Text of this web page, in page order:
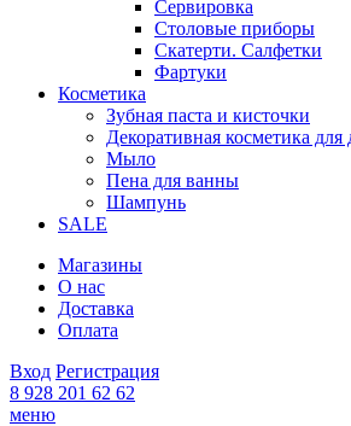
Сервировка
Столовые приборы
Скатерти. Салфетки
Фартуки
Косметика
Зубная паста и кисточки
Декоративная косметика для
Мыло
Пена для ванны
Шампунь
SALE
Магазины
О нас
Доставка
Оплата
Вход Регистрация
8 928 201 62 62
меню